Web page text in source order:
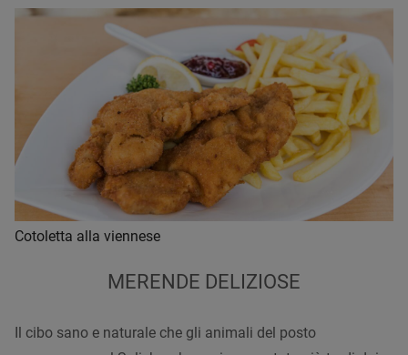
Cotoletta alla viennese
MERENDE DELIZIOSE
Il cibo sano e naturale che gli animali del posto